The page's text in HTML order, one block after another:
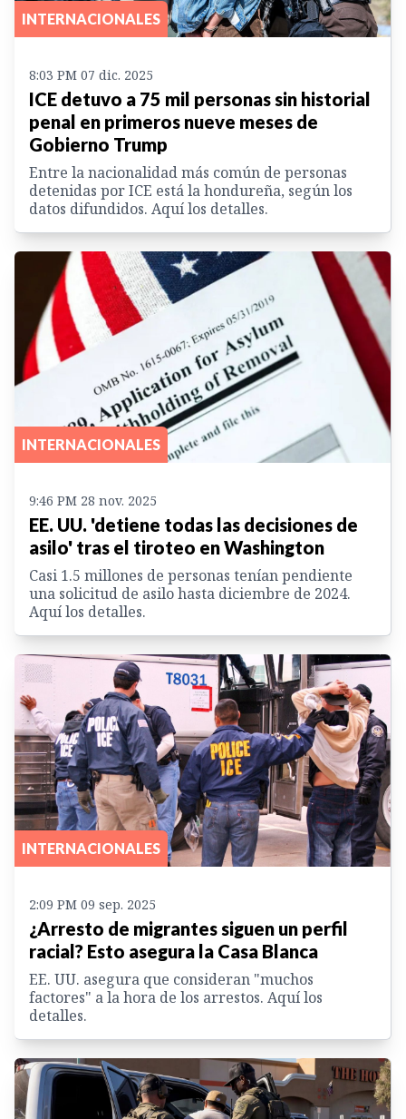
INTERNACIONALES
8:03 PM 07 dic. 2025
ICE detuvo a 75 mil personas sin historial
penal en primeros nueve meses de
Gobierno Trump
Entre la nacionalidad más común de personas
detenidas por ICE está la hondureña, según los
datos difundidos. Aquí los detalles.
INTERNACIONALES
9:46 PM 28 nov. 2025
EE. UU. 'detiene todas las decisiones de
asilo' tras el tiroteo en Washington
Casi 1.5 millones de personas tenían pendiente
una solicitud de asilo hasta diciembre de 2024.
Aquí los detalles.
INTERNACIONALES
2:09 PM 09 sep. 2025
¿Arresto de migrantes siguen un perfil
racial? Esto asegura la Casa Blanca
EE. UU. asegura que consideran "muchos
factores" a la hora de los arrestos. Aquí los
detalles.